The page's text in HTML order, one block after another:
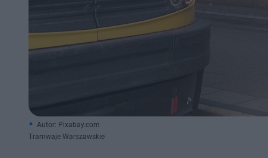
Autor: Pixabay.com
Tramwaje Warszawskie